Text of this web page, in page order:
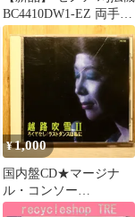
BC4410DW1-EZ 両手ハ
ンドル・トリガーレバ
ー 967217402 草刈り機
草刈機 刈払機 刈払い機
芝刈機 エンジン式 お客
様組立品 刈り払い機
¥1,000
国内盤CD★マージナ
ル・コンソー
ト/Marginal Consort■ (無